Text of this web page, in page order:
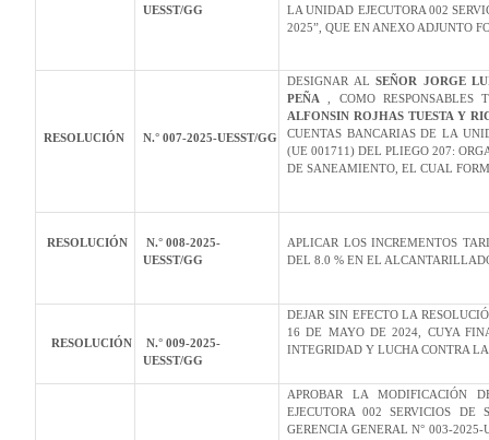
UESST/GG
LA UNIDAD EJECUTORA 002
2025”, QUE EN ANEXO ADJUNTO
RESOLUCIÓN N.° 007-2025-UESST/GG
DESIGNAR AL SEÑOR JORGE
PEÑA , COMO RESPONSABLES
ALFONSIN ROJHAS TUESTA Y
CUENTAS BANCARIAS DE LA
(UE 001711) DEL PLIEGO 207:
DE SANEAMIENTO, EL CUAL
RESOLUCIÓN
N.° 008-2025-
UESST/GG
APLICAR LOS INCREMENTOS
DEL 8.0 % EN EL
RESOLUCIÓN
N.° 009-2025-
UESST/GG
DEJAR SIN EFECTO LA
16 DE MAYO DE 2024, CUYA
INTEGRIDAD Y LUCHA CONTRA LA
APROBAR LA MODIFICACIÓN
EJECUTORA 002 SERVICIOS DE
GERENCIA GENERAL N° 003-